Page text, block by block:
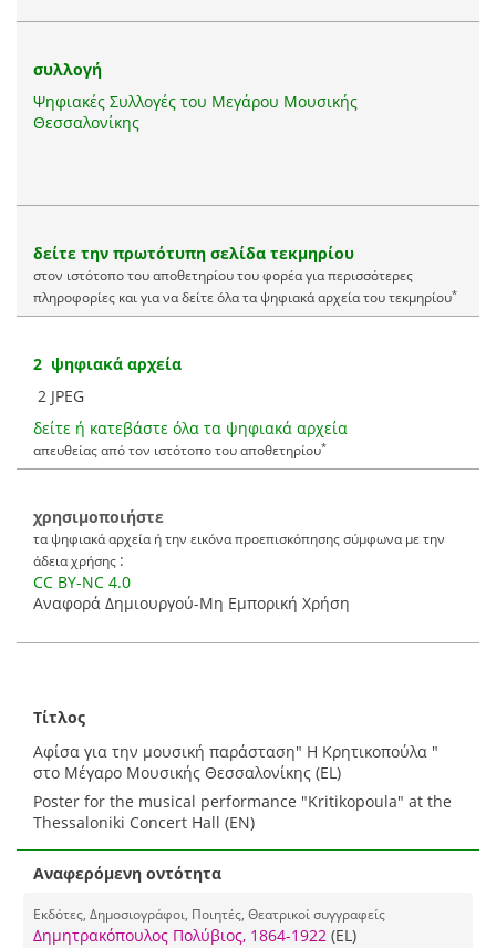
συλλογή
Ψηφιακές Συλλογές του Μεγάρου Μουσικής
Θεσσαλονίκης
δείτε την πρωτότυπη σελίδα τεκμηρίου
στον ιστότοπο του αποθετηρίου του φορέα για περισσότερες
πληροφορίες και για να δείτε όλα τα ψηφιακά αρχεία του τεκμηρίου*
2 ψηφιακά αρχεία
2 JPEG
δείτε ή κατεβάστε όλα τα ψηφιακά αρχεία
απευθείας από τον ιστότοπο του αποθετηρίου*
χρησιμοποιήστε
τα ψηφιακά αρχεία ή την εικόνα προεπισκόπησης σύμφωνα με την
άδεια χρήσης :
CC BY-NC 4.0
Αναφορά Δημιουργού-Μη Εμπορική Χρήση
Τίτλος
Αφίσα για την μουσική παράσταση" Η Κρητικοπούλα "
στο Μέγαρο Μουσικής Θεσσαλονίκης (EL)
Poster for the musical performance "Kritikopoula" at the
Thessaloniki Concert Hall (EN)
Αναφερόμενη οντότητα
Εκδότες, Δημοσιογράφοι, Ποιητές, Θεατρικοί συγγραφείς
Δημητρακόπουλος Πολύβιος, 1864-1922 (EL)